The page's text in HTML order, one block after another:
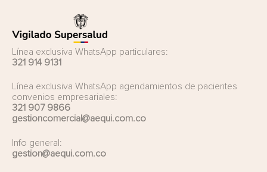
Línea exclusiva WhatsApp particulares:
321 914 9131
Línea exclusiva WhatsApp agendamientos de pacientes
convenios empresariales:
321 907 9866
gestioncomercial@aequi.com.co
Info general:
gestion@aequi.com.co